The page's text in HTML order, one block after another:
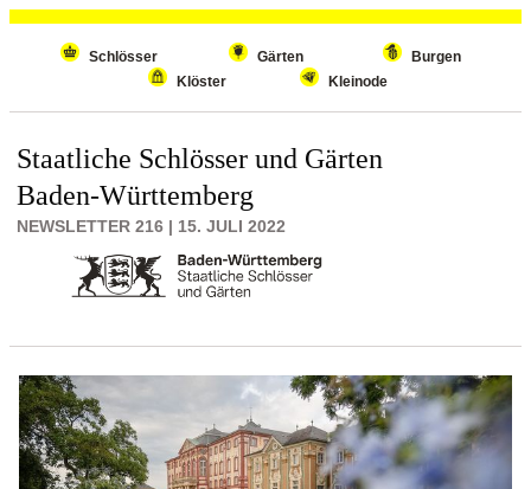
Wiederholenden Inhalt überspringen
Schlösser Gärten
Burgen
Klöster
Kleinode
Staatliche Schlösser und Gärten
Baden-Württemberg
NEWSLETTER 216 | 15. JULI 2022